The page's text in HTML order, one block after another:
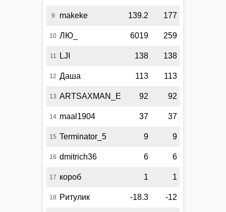
9 makeke 139.2 177
10 ЛЮ_ 6019 259
11 LJI 138 138
12 Даша 113 113
13 ARTSAXMAN_E 92 92
14 maal1904 37 37
15 Terminator_5 9 9
16 dmitrich36 6 6
17 короб 1 1
18 Ритулик -18.3 -12